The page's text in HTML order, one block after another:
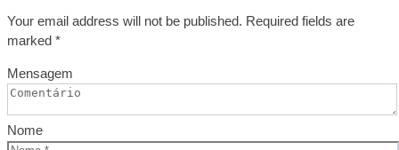
Your email address will not be published. Required fields are
marked *
Mensagem
Nome